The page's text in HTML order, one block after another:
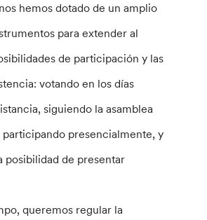
hemos dotado de un amplio
para extender al
de participación y las
votando en los días
siguiendo la asamblea
presencialmente, y
posibilidad de presentar
queremos regular la